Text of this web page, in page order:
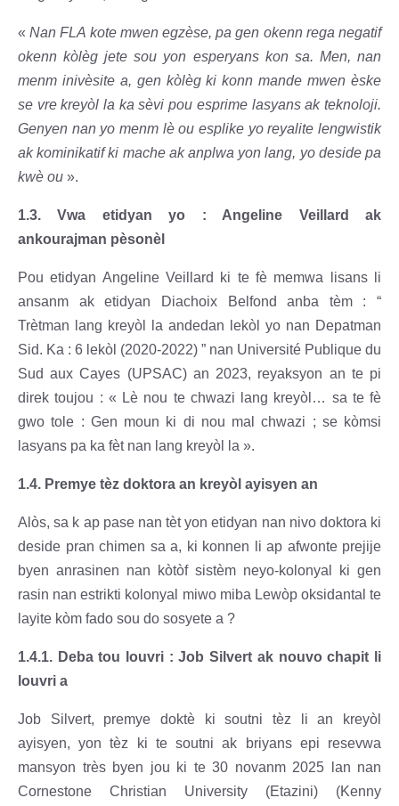
«Nan FLA kote mwen egzèse, pa gen okenn rega negatif
okenn kòlèg jete sou yon esperyans kon sa. Men, nan
menm inivèsite a, gen kòlèg ki konn mande mwen èske
se vre kreyòl la ka sèvi pou esprime lasyans ak teknoloji.
Genyen nan yo menm lè ou esplike yo reyalite lengwistik
ak kominikatif ki mache ak anplwa yon lang, yo deside pa
kwè ou ».
1.3. Vwa etidyan yo : Angeline Veillard ak
ankourajman pèsonèl
Pou etidyan Angeline Veillard ki te fè memwa lisans li
ansanm ak etidyan Diachoix Belfond anba tèm : “
Trètman lang kreyòl la andedan lekòl yo nan Depatman
Sid. Ka : 6 lekòl (2020-2022) ” nan Université Publique du
Sud aux Cayes (UPSAC) an 2023, reyaksyon an te pi
direk toujou : « Lè nou te chwazi lang kreyòl… sa te fè
gwo tole : Gen moun ki di nou mal chwazi ; se kòmsi
lasyans pa ka fèt nan lang kreyòl la ».
1.4. Premye tèz doktora an kreyòl ayisyen an
Alòs, sa k ap pase nan tèt yon etidyan nan nivo doktora ki
deside pran chimen sa a, ki konnen li ap afwonte prejije
byen anrasinen nan kòtòf sistèm neyo-kolonyal ki gen
rasin nan estrikti kolonyal miwo miba Lewòp oksidantal te
layite kòm fado sou do sosyete a ?
1.4.1. Deba tou louvri : Job Silvert ak nouvo chapit li
louvri a
Job Silvert, premye doktè ki soutni tèz li an kreyòl
ayisyen, yon tèz ki te soutni ak briyans epi resevwa
mansyon très byen jou ki te 30 novanm 2025 lan nan
Cornestone Christian University (Etazini) (Kenny